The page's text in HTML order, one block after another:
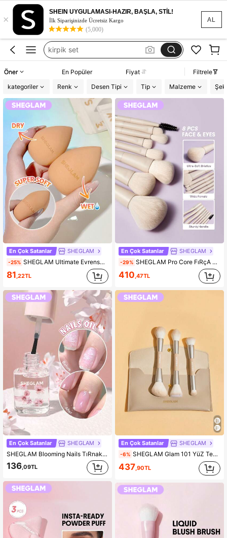
AL
×
SHEIN UYGULAMASI-HAZIR, BAŞLA, STİL!
İlk Siparişinizde Ücretsiz Kargo
(5,000)
kirpik
lashes
kirpik set
kirpik yapıştırıcı
takma kirpik
Öner En Popüler Fiyat
Filtrele
kategoriler
Renk Desen Tipi Tip Malzeme
En Çok Satanlar SHEGLAM
-25% SHEGLAM Ultimate Evrensel GüZellik SüNgeri KadıNlar Ve KıZlar IçIn Marka GüZellik Kozmetik Makyaj
81,22TL
En Çok Satanlar SHEGLAM
SHEGLAM Blooming Nails TıRnak Eti Yağı-Pink 8Ml KadıNlar Ve KıZlar IçIn Marka GüZellik Kozmetik Makyaj
136,09TL
En Çok Satanlar SHEGLAM
-29% SHEGLAM Pro Core FıRçA Seti KadıNlar Ve KıZlar IçIn Marka GüZellik Kozmetik Makyaj
410,47TL
En Çok Satanlar SHEGLAM
-6% SHEGLAM Glam 101 YüZ Temel FıRçA Seti ÇAntalı KadıNlar Ve KıZlar IçIn Marka GüZellik Kozmetik Makyaj
437,90TL